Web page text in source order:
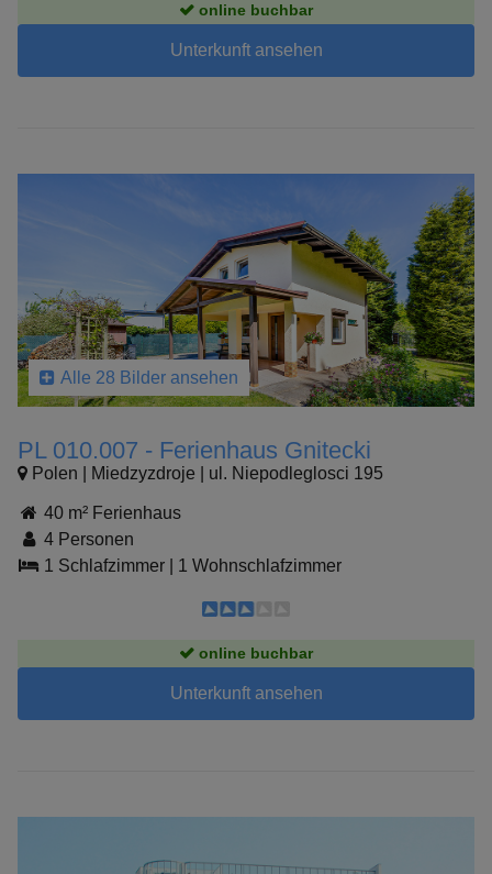
online buchbar
Unterkunft ansehen
Alle 28 Bilder ansehen
PL 010.007 - Ferienhaus Gnitecki
Polen | Miedzyzdroje | ul. Niepodleglosci 195
40 m² Ferienhaus
4 Personen
1 Schlafzimmer
1 Wohnschlafzimmer
online buchbar
Unterkunft ansehen